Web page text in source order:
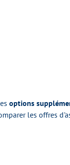
options
les offres